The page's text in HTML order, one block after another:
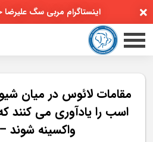
اینستاگرام مربی سگ
مقامات لائوس در میان
واکسینه شوند